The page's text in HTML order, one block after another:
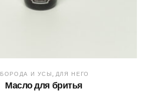
БОРОДА И УСЫ ДЛЯ НЕГО
Масло для бритья